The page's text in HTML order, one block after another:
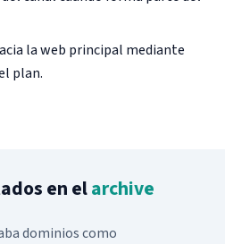
la web principal mediante
plan.
en elarchive
dominios como